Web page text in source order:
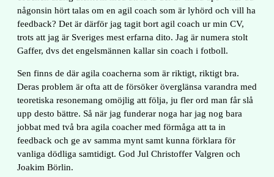
någonsin hört talas om en agil coach som är lyhörd och vill ha
feedback? Det är därför jag tagit bort agil coach ur min CV,
trots att jag är Sveriges mest erfarna dito. Jag är numera stolt
Gaffer, dvs det engelsmännen kallar sin coach i fotboll.
Sen finns de där agila coacherna som är riktigt, riktigt bra.
Deras problem är ofta att de försöker överglänsa varandra med
teoretiska resonemang omöjlig att följa, ju fler ord man får slå
upp desto bättre. Så när jag funderar noga har jag nog bara
jobbat med två bra agila coacher med förmåga att ta in
feedback och ge av samma mynt samt kunna förklara för
vanliga dödliga samtidigt. God Jul Christoffer Valgren och
Joakim Börlin.